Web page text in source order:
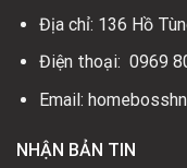
Địa chỉ: 136 Hồ
Điện thoại: 0969
Email:
NHẬN BẢN TIN